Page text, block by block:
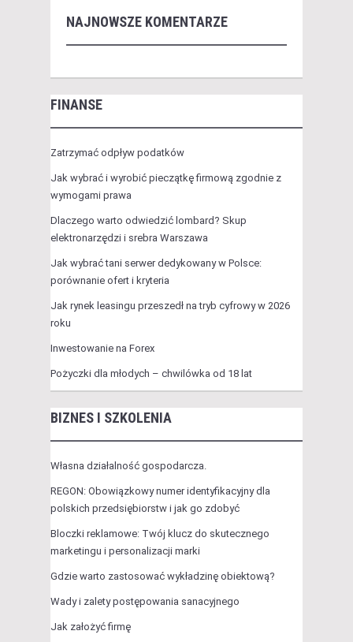
NAJNOWSZE KOMENTARZE
FINANSE
Zatrzymać odpływ podatków
Jak wybrać i wyrobić pieczątkę firmową zgodnie z
wymogami prawa
Dlaczego warto odwiedzić lombard? Skup
elektronarzędzi i srebra Warszawa
Jak wybrać tani serwer dedykowany w Polsce:
porównanie ofert i kryteria
Jak rynek leasingu przeszedł na tryb cyfrowy w 2026
roku
Inwestowanie na Forex
Pożyczki dla młodych – chwilówka od 18 lat
BIZNES I SZKOLENIA
Własna działalność gospodarcza.
REGON: Obowiązkowy numer identyfikacyjny dla
polskich przedsiębiorstw i jak go zdobyć
Bloczki reklamowe: Twój klucz do skutecznego
marketingu i personalizacji marki
Gdzie warto zastosować wykładzinę obiektową?
Wady i zalety postępowania sanacyjnego
Jak założyć firmę